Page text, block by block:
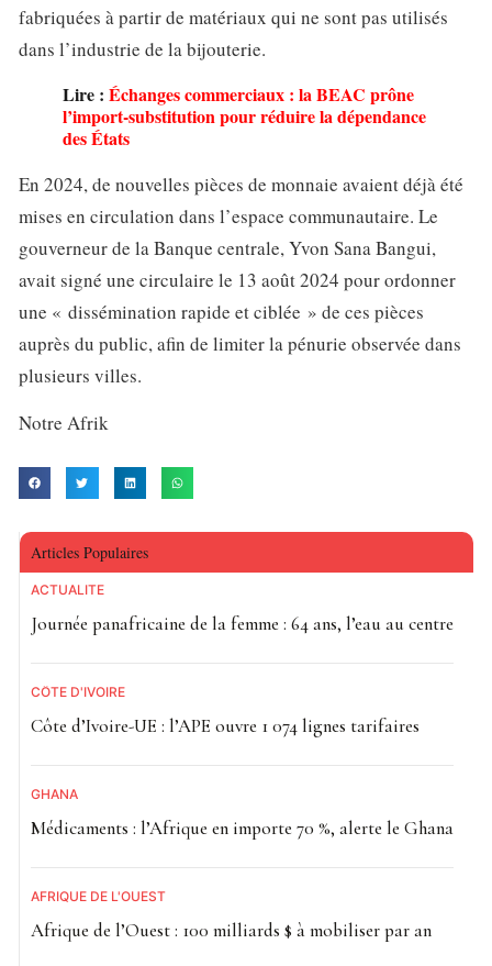
fabriquées à partir de matériaux qui ne sont pas utilisés
dans l’industrie de la bijouterie.
Lire : Échanges commerciaux : la BEAC prône
l’import-substitution pour réduire la dépendance
des États
En 2024, de nouvelles pièces de monnaie avaient déjà été
mises en circulation dans l’espace communautaire. Le
gouverneur de la Banque centrale, Yvon Sana Bangui,
avait signé une circulaire le 13 août 2024 pour ordonner
une « dissémination rapide et ciblée » de ces pièces
auprès du public, afin de limiter la pénurie observée dans
plusieurs villes.
Notre Afrik
Articles Populaires
ACTUALITE
Journée panafricaine de la femme : 64 ans, l’eau au centre
CÔTE D'IVOIRE
Côte d’Ivoire-UE : l’APE ouvre 1 074 lignes tarifaires
GHANA
Médicaments : l’Afrique en importe 70 %, alerte le Ghana
AFRIQUE DE L'OUEST
Afrique de l’Ouest : 100 milliards $ à mobiliser par an